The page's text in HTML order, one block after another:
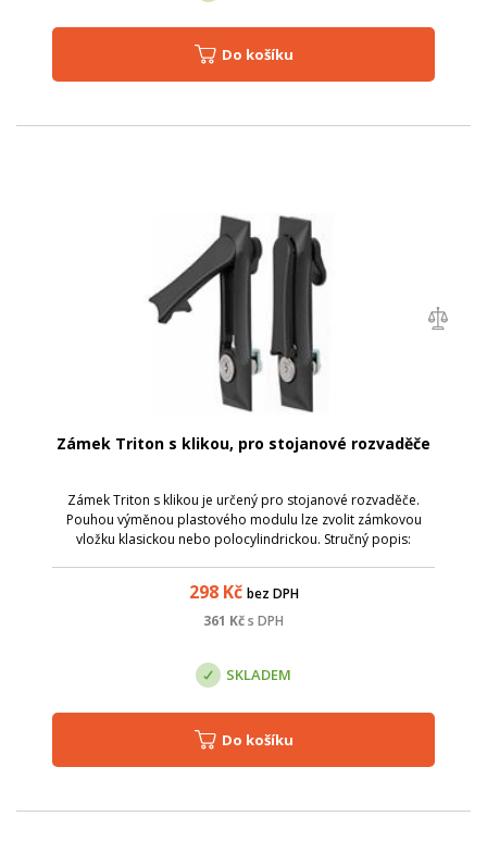
Do košíku
Zámek Triton s klikou, pro stojanové rozvaděče
Zámek Triton s klikou je určený pro stojanové rozvaděče.
Pouhou výměnou plastového modulu lze zvolit zámkovou
vložku klasickou nebo polocylindrickou. Stručný popis:
298Kč bez DPH
361 Kčs DPH
SKLADEM
Do košíku